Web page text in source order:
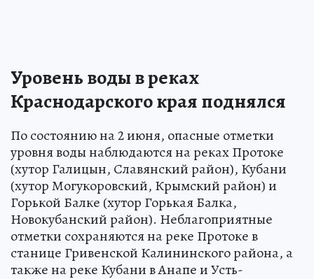
Уровень воды в реках
Краснодарского края поднялся
По состоянию на 2 июня, опасные отметки
уровня воды наблюдаются на реках Протоке
(хутор Галицын, Славянский район), Кубани
(хутор Могукоровский, Крымский район) и
Горькой Балке (хутор Горькая Балка,
Новокубанский район). Неблагоприятные
отметки сохраняются на реке Протоке в
станице Гривенской Калининского района, а
также на реке Кубани в Анапе и Усть-